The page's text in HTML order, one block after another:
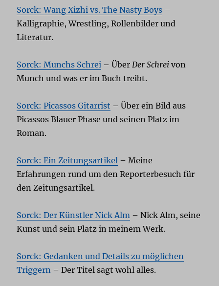
Sorck: Wang Xizhi vs. The Nasty Boys –
Kalligraphie, Wrestling, Rollenbilder und
Literatur.
Sorck: Munchs Schrei – ÜberDer Schrei von
Munch und was er im Buch treibt.
Sorck: Picassos Gitarrist – Über ein Bild aus
Picassos Blauer Phase und seinen Platz im
Roman.
Sorck: Ein Zeitungsartikel – Meine
Erfahrungen rund um den Reporterbesuch für
den Zeitungsartikel.
Sorck: Der Künstler Nick Alm – Nick Alm, seine
Kunst und sein Platz in meinem Werk.
Sorck: Gedanken und Details zu möglichen
Triggern – Der Titel sagt wohl alles.